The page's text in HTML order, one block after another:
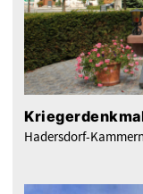
Hadersdorf-Kammern